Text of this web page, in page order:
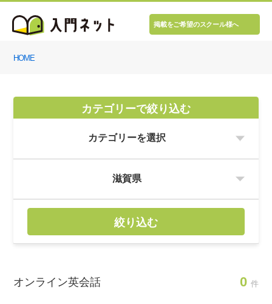
掲載をご希望のスクール様へ
HOME
カテゴリーで絞り込む
絞り込む
オンライン英会話 0 件